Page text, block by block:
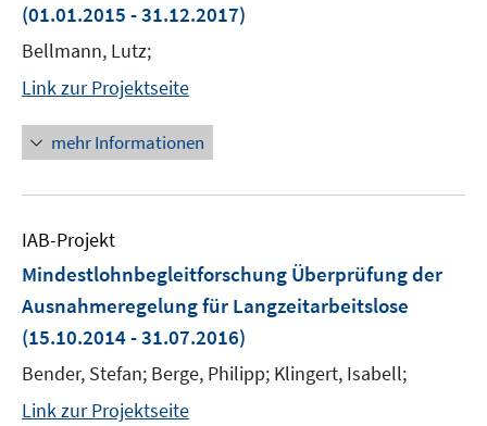
(01.01.2015 - 31.12.2017)
Bellmann, Lutz;
Link zur Projektseite
mehr Informationen
IAB-Projekt
Mindestlohnbegleitforschung Überprüfung der
Ausnahmeregelung für Langzeitarbeitslose
(15.10.2014 - 31.07.2016)
Bender, Stefan; Berge, Philipp; Klingert, Isabell;
Link zur Projektseite